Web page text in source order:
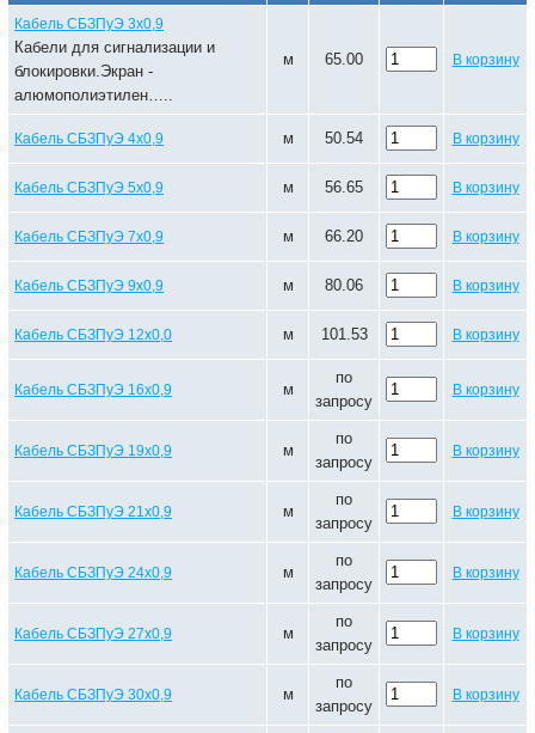
Кабель СБЗПуЭ 3х0,9
Кабели для сигнализации и
блокировки.Экран -
алюмополиэтилен…..
м 65.00 В корзину
Кабель СБЗПуЭ 4х0,9 м 50.54 В корзину
Кабель СБЗПуЭ 5х0,9 м 56.65 В корзину
Кабель СБЗПуЭ 7х0,9 м 66.20 В корзину
Кабель СБЗПуЭ 9х0,9 м 80.06 В корзину
Кабель СБЗПуЭ 12х0,0 м 101.53 В корзину
Кабель СБЗПуЭ 16х0,9 м
по
запросу
В корзину
Кабель СБЗПуЭ 19х0,9 м
по
запросу
В корзину
Кабель СБЗПуЭ 21х0,9 м
по
запросу
В корзину
Кабель СБЗПуЭ 24х0,9 м
по
запросу
В корзину
Кабель СБЗПуЭ 27х0,9 м
по
запросу
В корзину
Кабель СБЗПуЭ 30х0,9 м
по
запросу
В корзину